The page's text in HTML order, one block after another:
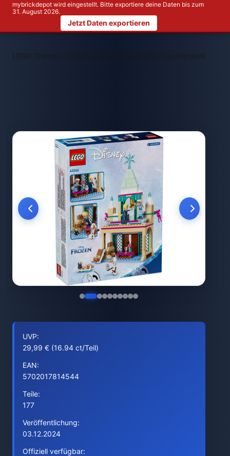
mybrickdepot wird eingestellt. Bitte exportiere deine Daten bis zum
31. August 2026.
Jetzt Daten exportieren
LEGO Themen > LEGO 43265 Das Arendelle
UVP:
29,99 € (16.94 ct/Teil)
EAN:
5702017814544
Teile:
177
Veröffentlichung:
03.12.2024
Offiziell verfügbar: